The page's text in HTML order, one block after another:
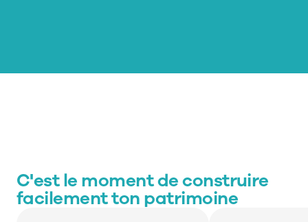
C'est le moment de construire
facilement ton patrimoine